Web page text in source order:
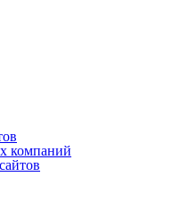
компаний